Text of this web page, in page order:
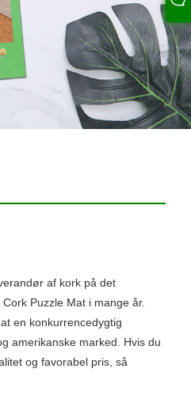
af kork på det
Puzzle Mat i mange år.
en konkurrencedygtig
amerikanske marked. Hvis du
og favorabel pris, så